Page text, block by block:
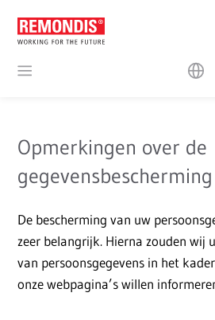
Opmerkingen over de
gegevensbescherming
De bescherming van uw
zeer belangrijk. Hierna zouden wij
van persoonsgegevens in het
onze webpagina’s willen